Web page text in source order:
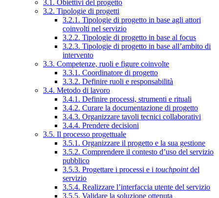
3.1. Obiettivi del progetto
3.2. Tipologie di progetti
3.2.1. Tipologie di progetto in base agli attori
coinvolti nel servizio
3.2.2. Tipologie di progetto in base al focus
3.2.3. Tipologie di progetto in base all’ambito di
intervento
3.3. Competenze, ruoli e figure coinvolte
3.3.1. Coordinatore di progetto
3.3.2. Definire ruoli e responsabilità
3.4. Metodo di lavoro
3.4.1. Definire processi, strumenti e rituali
3.4.2. Curare la documentazione di progetto
3.4.3. Organizzare tavoli tecnici collaborativi
3.4.4. Prendere decisioni
3.5. Il processo progettuale
3.5.1. Organizzare il progetto e la sua gestione
3.5.2. Comprendere il contesto d’uso del servizio
pubblico
3.5.3. Progettare i processi e i touchpointdel
servizio
3.5.4. Realizzare l’interfaccia utente del servizio
3.5.5. Validare la soluzione ottenuta